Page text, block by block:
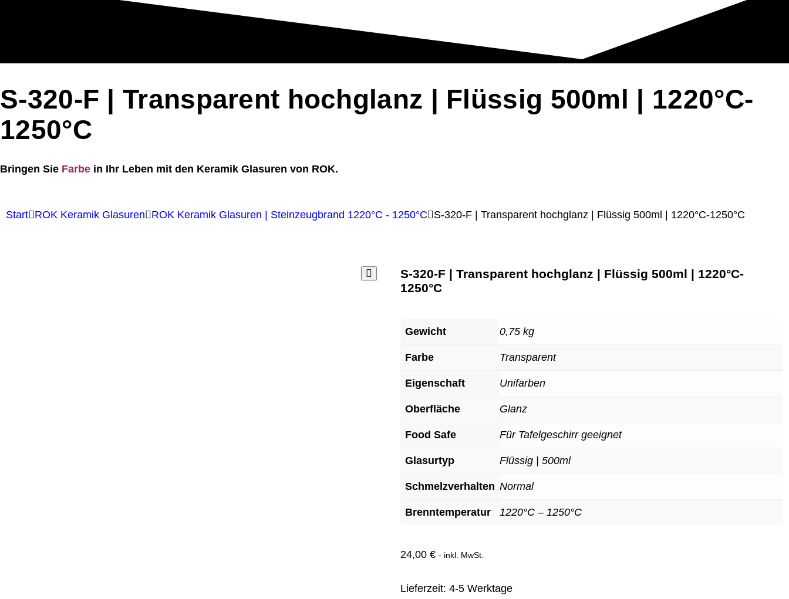
S-320-F | Transparent hochglanz | Flüssig 500ml | 1220°C-
1250°C
Bringen Sie Farbe in Ihr Leben mit den Keramik Glasuren von ROK.
Start ROK Keramik Glasuren ROK Keramik Glasuren | Steinzeugbrand 1220°C - 1250°C S-320-F | Transparent hochglanz | Flüssig 500ml | 1220°C-1250°C
S-320-F | Transparent hochglanz | Flüssig 500ml | 1220°C-
1250°C
Gewicht 0,75 kg
Farbe Transparent
Eigenschaft Unifarben
Oberfläche Glanz
Food Safe Für Tafelgeschirr geeignet
Glasurtyp Flüssig | 500ml
Schmelzverhalten Normal
Brenntemperatur 1220°C – 1250°C
24,00 € - inkl. MwSt.
Lieferzeit: 4-5 Werktage